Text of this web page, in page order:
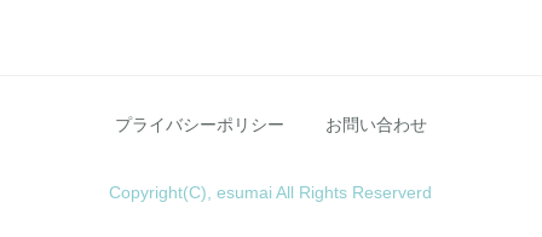
プライバシーポリシー お問い合わせ
Copyright(C), esumai All Rights Reserverd